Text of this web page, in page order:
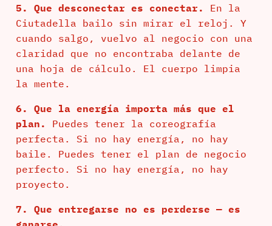
5. Que desconectar es conectar.
En la
Ciutadella bailo sin mirar el reloj. Y
cuando salgo, vuelvo al negocio con una
claridad que no encontraba delante de
una hoja de cálculo. El cuerpo limpia
la mente.
6. Que la energía importa más que el
plan.
Puedes tener la coreografía
perfecta. Si no hay energía, no hay
baile. Puedes tener el plan de negocio
perfecto. Si no hay energía, no hay
proyecto.
7. Que entregarse no es perderse — es